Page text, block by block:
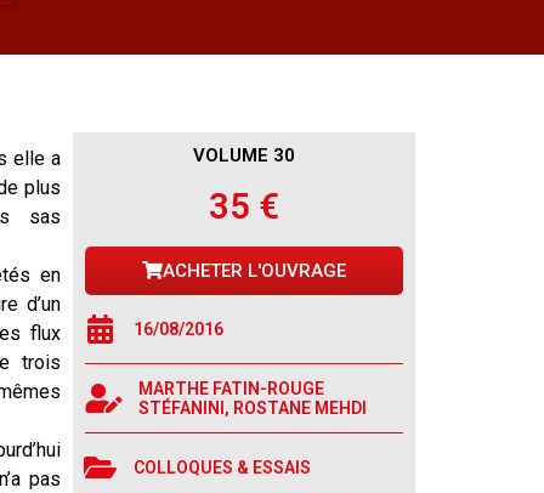
elle a
plus
sas
en
d’un
flux
trois
pas
VOLUME 30
35 €
ACHETER L'OUVRAGE
16/08/2016
MARTHE FATIN-ROUGE
STÉFANINI, ROSTANE MEHDI
COLLOQUES & ESSAIS